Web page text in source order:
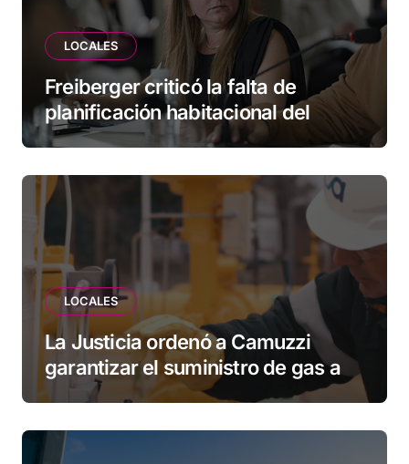
LOCALES
Freiberger criticó la falta de
planificación habitacional del
Municipio: “Vuoto deja afuera a
esperando”
LOCALES
La Justicia ordenó a Camuzzi
garantizar el suministro de gas a
una familia de Tolhuin